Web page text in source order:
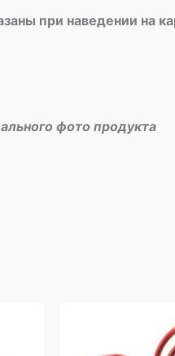
при наведении на
фото продукта